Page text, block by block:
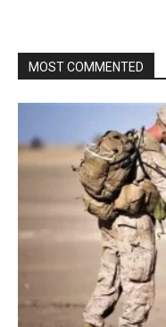
MOST COMMENTED